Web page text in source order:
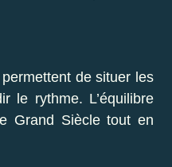
de situer les
le rythme. L’équilibre
Grand Siècle tout en